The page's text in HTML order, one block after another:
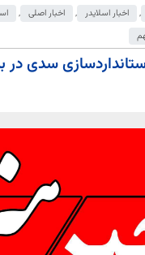
, اخبار اسلایدر , اخبار اصلی ,
سدی در